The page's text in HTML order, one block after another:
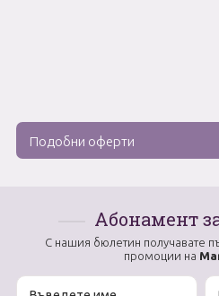
Подобни оферти
Абонамент
С нашия бюлетин получавате
промоции на